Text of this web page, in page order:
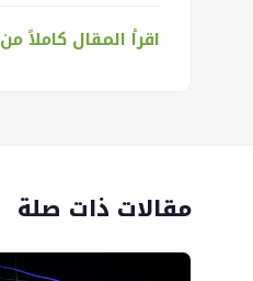
اقرأ المقال كاملاً
مقالات ذات صلة